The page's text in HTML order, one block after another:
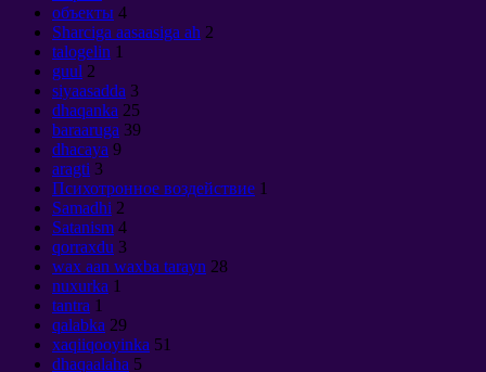
объекты 4
Sharciga aasaasiga ah 2
talogelin 1
guul 2
siyaasadda 3
dhaqanka 25
baraaruga 39
dhacaya 9
aragti 3
Психотронное воздействие 1
Samadhi 2
Satanism 4
qorraxdu 3
wax aan waxba tarayn 28
nuxurka 1
tantra 1
qalabka 29
xaqiiqooyinka 51
dhaqaalaha 5